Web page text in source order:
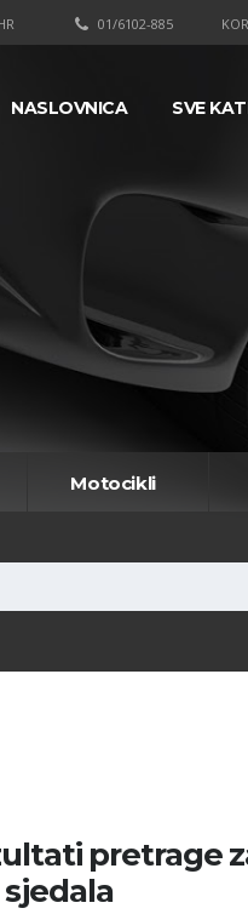
01/6102-885
NASLOVNICA SVE
Motocikli
pretrage
sjedala